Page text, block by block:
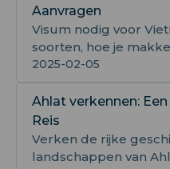
Aanvragen
Visum nodig voor
soorten, hoe je
Controleer
2025-02-05
Ahlat verkennen:
Reis
Verken de rijke
landschappen van